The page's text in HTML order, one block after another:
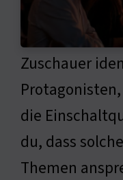
Zuschauer
die
du, dass
Themen